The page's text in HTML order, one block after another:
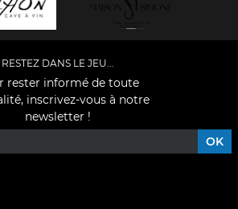
RESTEZ DANS LE JEU...
rester informé de toute
inscrivez-vous à notre
newsletter !